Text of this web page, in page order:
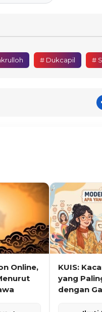
# Dukcapil #
Online,
KUIS:
yang
dengan